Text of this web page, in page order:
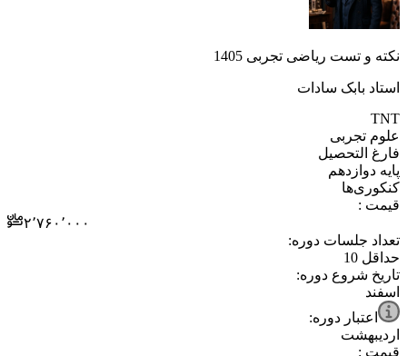
نکته و تست ریاضی تجربی 1405
استاد بابک سادات
⁧علوم تجربی⁩
⁧فارغ التحصیل⁩
⁧پایه دوازدهم⁩
⁧کنکوری‌ها⁩
قیمت :
۲٬۷۶۰٬۰۰۰
تعداد جلسات دوره:
حداقل 10
تاریخ شروع دوره:
اسفند
اعتبار دوره:
اردیبهشت
قیمت :